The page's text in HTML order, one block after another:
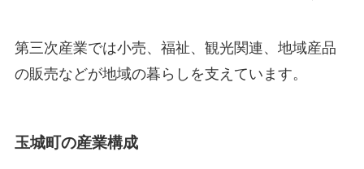
第三次産業では小売、福祉、観光関連、地域産品
の販売などが地域の暮らしを支えています。
玉城町の産業構成